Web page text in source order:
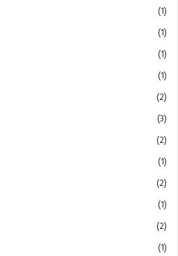
(1)
(1)
(1)
(1)
(2)
(3)
(2)
(1)
(2)
(1)
(2)
(1)